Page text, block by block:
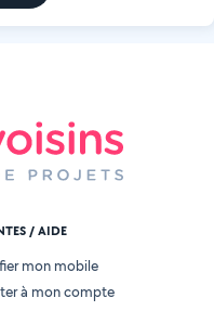
/ AIDE
mon mobile
à mon compte